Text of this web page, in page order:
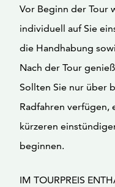
Vor Beginn der Tour
individuell auf Sie
die Handhabung
Nach der Tour
Sollten Sie nur über
Radfahren
kürzeren
beginnen.
IM TOURPREIS